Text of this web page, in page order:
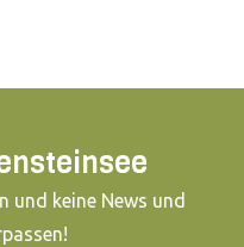
und keine News und